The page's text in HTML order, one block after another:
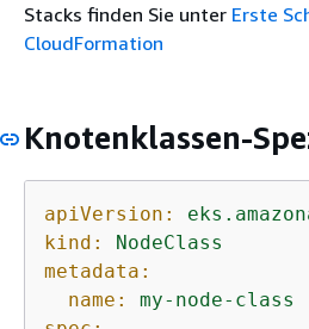
Stacks finden Sie unter Erste
CloudFormation
Knotenklassen-
apiVersion:
kind:
NodeClass
metadata:
name:
my-node-class